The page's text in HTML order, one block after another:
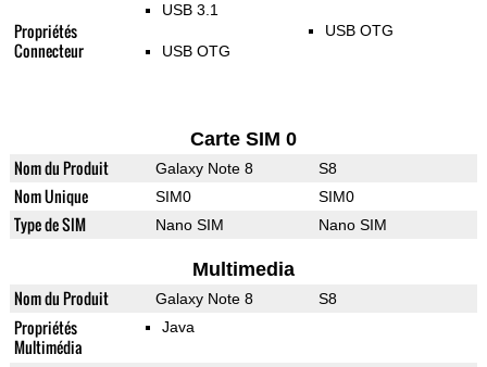
Propriétés
Connecteur
USB 3.1
USB OTG
USB OTG
Carte SIM 0
Nom du Produit Galaxy Note 8 S8
Nom Unique SIM0 SIM0
Type de SIM Nano SIM Nano SIM
Multimedia
Nom du Produit Galaxy Note 8 S8
Propriétés
Multimédia
Java